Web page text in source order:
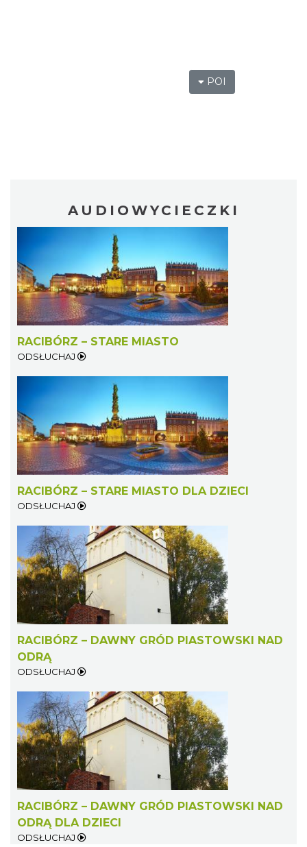
POI
AUDIOWYCIECZKI
RACIBÓRZ – STARE MIASTO
ODSŁUCHAJ
RACIBÓRZ – STARE MIASTO DLA DZIECI
ODSŁUCHAJ
RACIBÓRZ – DAWNY GRÓD PIASTOWSKI NAD
ODRĄ
ODSŁUCHAJ
RACIBÓRZ – DAWNY GRÓD PIASTOWSKI NAD
ODRĄ DLA DZIECI
ODSŁUCHAJ